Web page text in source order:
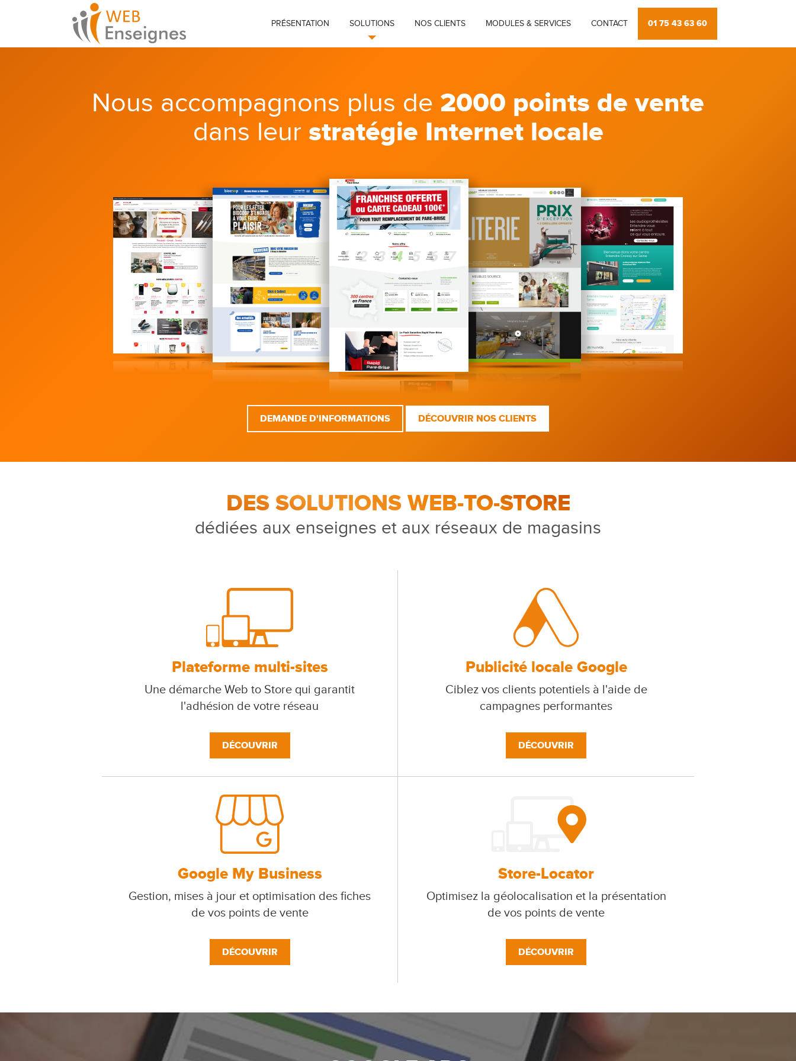
PRÉSENTATION SOLUTIONS NOS CLIENTS MODULES & SERVICES CONTACT 01 75 43 63 60
Nous accompagnons plus de 2000 points de vente
dans leur stratégie Internet locale
DEMANDE D'INFORMATIONS DÉCOUVRIR NOS CLIENTS
DES SOLUTIONS WEB-TO-STORE
dédiées aux enseignes et aux réseaux de magasins
Plateforme multi-sites
Une démarche Web to Store qui garantit
l'adhésion de votre réseau
DÉCOUVRIR
Publicité locale Google
Ciblez vos clients potentiels à l'aide de
campagnes performantes
DÉCOUVRIR
Google My Business
Gestion, mises à jour et optimisation des fiches
de vos points de vente
DÉCOUVRIR
Store-Locator
Optimisez la géolocalisation et la présentation
de vos points de vente
DÉCOUVRIR